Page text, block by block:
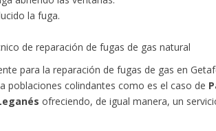
la fuga.
de reparación de fugas de gas natural
para la reparación de fugas de gas en
poblaciones colindantes como es el caso de
ofreciendo, de igual manera, un